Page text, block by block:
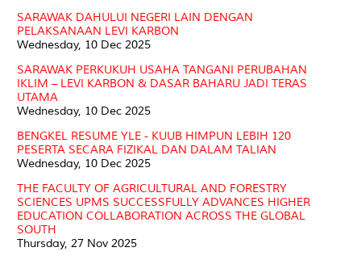
SARAWAK DAHULUI NEGERI LAIN DENGAN
PELAKSANAAN LEVI KARBON
Wednesday, 10 Dec 2025
SARAWAK PERKUKUH USAHA TANGANI PERUBAHAN
IKLIM – LEVI KARBON & DASAR BAHARU JADI TERAS
UTAMA
Wednesday, 10 Dec 2025
BENGKEL RESUME YLE - KUUB HIMPUN LEBIH 120
PESERTA SECARA FIZIKAL DAN DALAM TALIAN
Wednesday, 10 Dec 2025
THE FACULTY OF AGRICULTURAL AND FORESTRY
SCIENCES UPMS SUCCESSFULLY ADVANCES HIGHER
EDUCATION COLLABORATION ACROSS THE GLOBAL
SOUTH
Thursday, 27 Nov 2025